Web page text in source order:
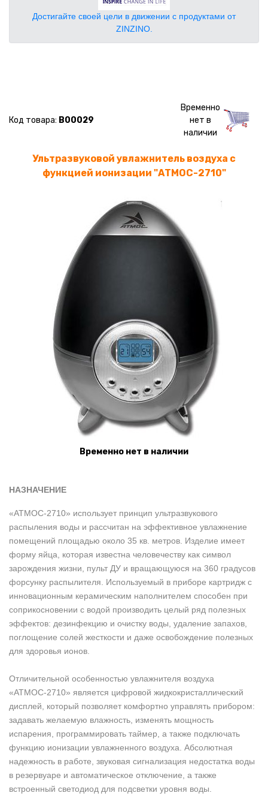
Достигайте своей цели в движении с продуктами от
ZINZINO.
Код товара: B00029
Временно
нет в
наличии
Ультразвуковой увлажнитель воздуха с
функцией ионизации "АТМОС-2710"
Временно нет в наличии
НАЗНАЧЕНИЕ
«АТМОС-2710» использует принцип ультразвукового
распыления воды и рассчитан на эффективное увлажнение
помещений площадью около 35 кв. метров. Изделие имеет
форму яйца, которая известна человечеству как символ
зарождения жизни, пульт ДУ и вращающуюся на 360 градусов
форсунку распылителя. Используемый в приборе картридж с
инновационным керамическим наполнителем способен при
соприкосновении с водой производить целый ряд полезных
эффектов: дезинфекцию и очистку воды, удаление запахов,
поглощение солей жесткости и даже освобождение полезных
для здоровья ионов.
Отличительной особенностью увлажнителя воздуха
«АТМОС-2710» является цифровой жидкокристаллический
дисплей, который позволяет комфортно управлять прибором:
задавать желаемую влажность, изменять мощность
испарения, программировать таймер, а также подключать
функцию ионизации увлажненного воздуха. Абсолютная
надежность в работе, звуковая сигнализация недостатка воды
в резервуаре и автоматическое отключение, а также
встроенный светодиод для подсветки уровня воды.